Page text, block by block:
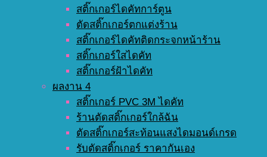
สติ๊กเกอร์ไดคัทการ์ตูน
ตัดสติ๊กเกอร์ตกแต่งร้าน
สติ๊กเกอร์ไดคัทติดกระจกหน้าร้าน
สติ๊กเกอร์ใสไดคัท
สติ๊กเกอร์ฝ้าไดคัท
ผลงาน 4
สติ๊กเกอร์ PVC 3M ไดคัท
ร้านตัดสติ๊กเกอร์ใกล้ฉัน
ตัดสติ๊กเกอร์สะท้อนแสงไดมอนด์เกรด
รับตัดสติ๊กเกอร์ ราคากันเอง